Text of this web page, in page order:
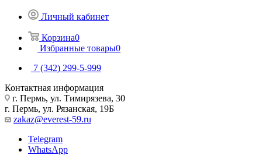
Личный кабинет
Корзина0
Избранные товары0
7 (342) 299-5-999
Контактная информация
г. Пермь, ул. Тимирязева, 30
г. Пермь, ул. Рязанская, 19Б
zakaz@everest-59.ru
Telegram
WhatsApp